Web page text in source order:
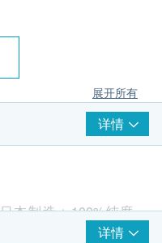
展开所有
详情
本制造＋100%纯度
详情